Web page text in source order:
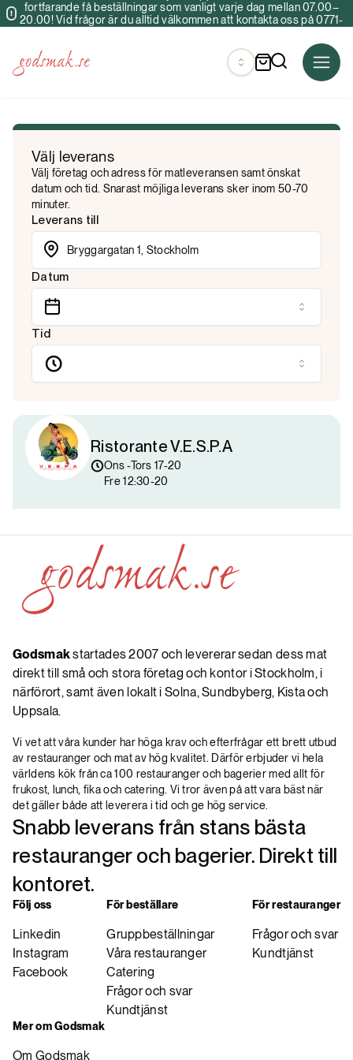
fortfarande få beställningar som vanligt varje dag mellan 07.00–
20.00! Vid frågor är du alltid välkommen att kontakta oss på 0771-
Välj leverans
Välj företag och adress för matleveransen samt önskat
datum och tid. Snarast möjliga leverans sker inom 50-70
minuter.
Leverans till
Datum
Tid
Ristorante V.E.S.P.A
Ons -Tors 17-20
Fre 12:30-20
Godsmakstartades 2007 och levererar sedan dess mat
direkt till små och stora företag och kontor i Stockholm, i
närförort, samt även lokalt i Solna, Sundbyberg, Kista och
Uppsala.
Vi vet att våra kunder har höga krav och efterfrågar ett brett utbud
av restauranger och mat av hög kvalitet. Därför erbjuder vi hela
världens kök från ca 100 restauranger och bagerier med allt för
frukost, lunch, fika och catering. Vi tror även på att vara bäst när
det gäller både att leverera i tid och ge hög service.
Snabb leverans från stans bästa
restauranger och bagerier. Direkt till
kontoret.
Följ oss
Linkedin
Instagram
Facebook
För beställare
Gruppbeställningar
Våra restauranger
Catering
Frågor och svar
Kundtjänst
För restauranger
Frågor och svar
Kundtjänst
Mer om Godsmak
Om Godsmak